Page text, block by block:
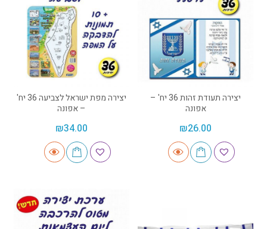
יצירה תעודת זהות 36 יח' –
אפונה
₪26.00
יצירה מפת ישראל לצביעה 36 יח'
– אפונה
₪34.00